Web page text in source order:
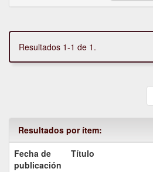
Resultados 1-1 de 1.
Resultados por ítem:
Fecha de
publicación
Título